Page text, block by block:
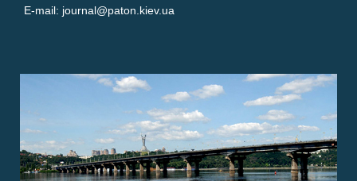
E-mail: journal@paton.kiev.ua